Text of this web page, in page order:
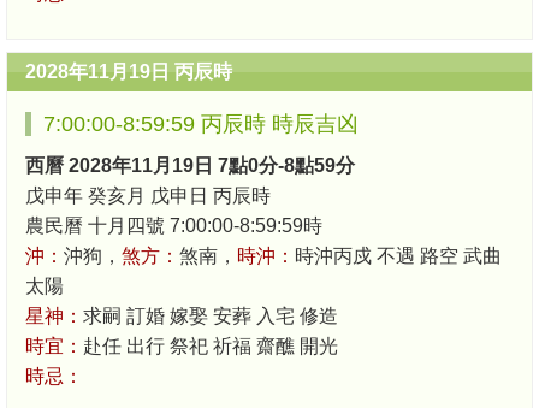
2028年11月19日 丙辰時
7:00:00-8:59:59 丙辰時 時辰吉凶
西曆 2028年11月19日 7點0分-8點59分
戊申年 癸亥月 戊申日 丙辰時
農民曆 十月四號 7:00:00-8:59:59時
沖： 沖狗， 煞方： 煞南， 時沖： 時沖丙戍 不遇 路空 武曲
太陽
星神： 求嗣 訂婚 嫁娶 安葬 入宅 修造
時宜： 赴任 出行 祭祀 祈福 齋醮 開光
時忌：